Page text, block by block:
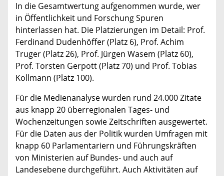
In die Gesamtwertung aufgenommen wurde, wer
in Öffentlichkeit und Forschung Spuren
hinterlassen hat. Die Platzierungen im Detail: Prof.
Ferdinand Dudenhöffer (Platz 6), Prof. Achim
Truger (Platz 26), Prof. Jürgen Wasem (Platz 60),
Prof. Torsten Gerpott (Platz 70) und Prof. Tobias
Kollmann (Platz 100).
Für die Medienanalyse wurden rund 24.000 Zitate
aus knapp 20 überregionalen Tages- und
Wochenzeitungen sowie Zeitschriften ausgewertet.
Für die Daten aus der Politik wurden Umfragen mit
knapp 60 Parlamentariern und Führungskräften
von Ministerien auf Bundes- und auch auf
Landesebene durchgeführt. Auch Aktivitäten auf